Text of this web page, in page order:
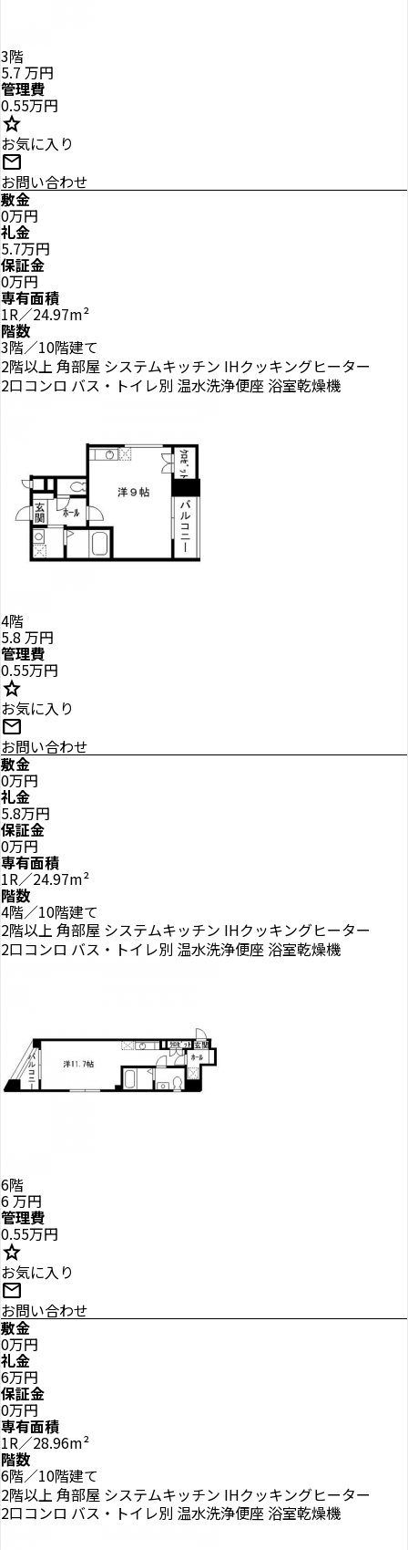
3階
5.7 万円
管理費
0.55万円
star
お気に入り
mail
お問い合わせ
敷金
0万円
礼金
5.7万円
保証金
0万円
専有面積
1R／24.97m²
階数
3階／10階建て
2階以上 角部屋 システムキッチン IHクッキングヒーター
2口コンロ バス・トイレ別 温水洗浄便座 浴室乾燥機
4階
5.8 万円
管理費
0.55万円
star
お気に入り
mail
お問い合わせ
敷金
0万円
礼金
5.8万円
保証金
0万円
専有面積
1R／24.97m²
階数
4階／10階建て
2階以上 角部屋 システムキッチン IHクッキングヒーター
2口コンロ バス・トイレ別 温水洗浄便座 浴室乾燥機
6階
6万円
管理費
0.55万円
star
お気に入り
mail
お問い合わせ
敷金
0万円
礼金
6万円
保証金
0万円
専有面積
1R／28.96m²
階数
6階／10階建て
2階以上 角部屋 システムキッチン IHクッキングヒーター
2口コンロ バス・トイレ別 温水洗浄便座 浴室乾燥機